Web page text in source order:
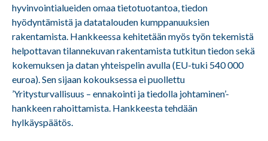
hyvinvointialueiden omaa tietotuotantoa, tiedon
hyödyntämistä ja datatalouden kumppanuuksien
rakentamista. Hankkeessa kehitetään myös työn tekemistä
helpottavan tilannekuvan rakentamista tutkitun tiedon sekä
kokemuksen ja datan yhteispelin avulla (EU-tuki 540 000
euroa). Sen sijaan kokouksessa ei puollettu
’Yritysturvallisuus – ennakointi ja tiedolla johtaminen’-
hankkeen rahoittamista. Hankkeesta tehdään
hylkäyspäätös.